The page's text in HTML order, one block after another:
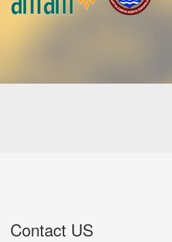
Contact US